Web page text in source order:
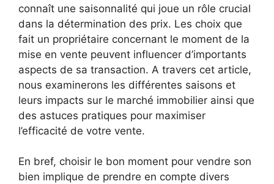
connaît une saisonnalité qui joue un rôle crucial
dans la détermination des prix. Les choix que
fait un propriétaire concernant le moment de la
mise en vente peuvent influencer d’importants
aspects de sa transaction. A travers cet article,
nous examinerons les différentes saisons et
leurs impacts sur le marché immobilier ainsi que
des astuces pratiques pour maximiser
l’efficacité de votre vente.
En bref, choisir le bon moment pour vendre son
bien implique de prendre en compte divers